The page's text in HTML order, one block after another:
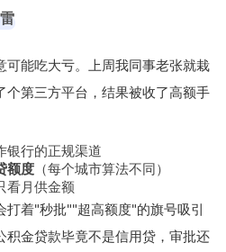
可能吃大亏。上周我同事老张就栽
第三方平台，结果被收了高额手
银行的正规渠道
额度 （每个城市算法不同）
看月供金额
打着"秒批""超高额度"的旗号吸引
积金贷款毕竟不是信用贷，审批还